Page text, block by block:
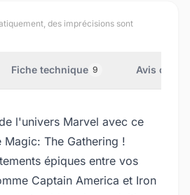
des imprécisions sont
Fiche technique 9 Avis
l'univers Marvel avec ce
The Gathering !
épiques entre vos
Captain America et Iron